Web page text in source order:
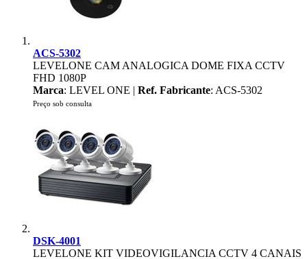
ACS-5302
LEVELONE CAM ANALOGICA DOME FIXA CCTV
FHD 1080P
Marca: LEVEL ONE | Ref. Fabricante: ACS-5302
Preço sob consulta
DSK-4001
LEVELONE KIT VIDEOVIGILANCIA CCTV 4 CANAIS